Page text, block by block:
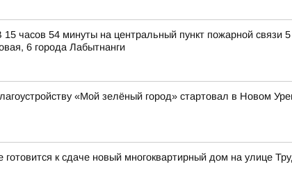
часов 54 минуты на центральный пункт пожарной связи
6 города Лабытнанги
«Мой зелёный город» стартовал в Новом
к сдаче новый многоквартирный дом на улице